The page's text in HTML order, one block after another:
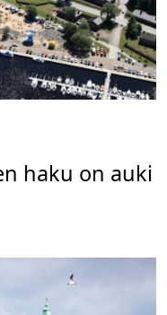
haku on auki